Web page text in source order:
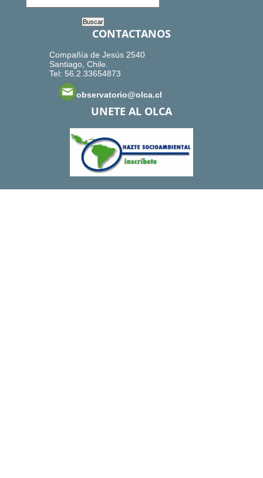
CONTACTANOS
Compañía de Jesús 2540
Santiago, Chile.
Tel: 56.2.33654873
observatorio@olca.cl
UNETE AL OLCA